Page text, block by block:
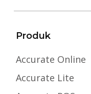
Produk
Accurate Online
Accurate Lite